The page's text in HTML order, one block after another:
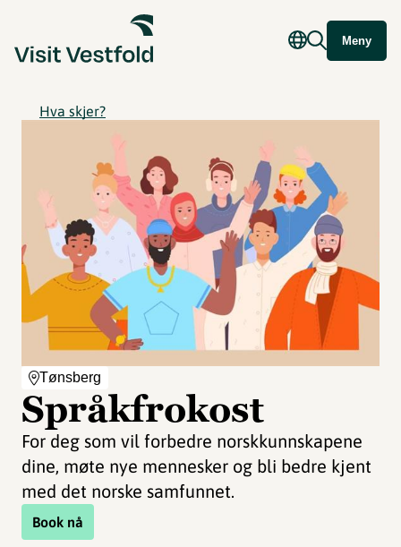
Meny
Hva skjer?
Tønsberg
Språkfrokost
For deg som vil forbedre norskkunnskapene
dine, møte nye mennesker og bli bedre kjent
med det norske samfunnet.
Book nå